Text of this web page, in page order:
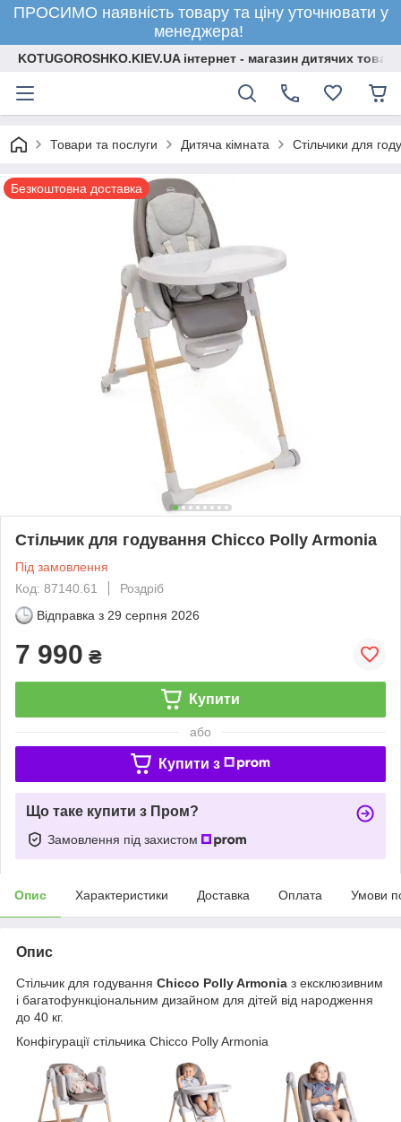
ПРОСИМО наявність товару та ціну уточнювати у
менеджера!
KOTUGOROSHKO.KIEV.UA інтернет - магазин дитячих
Товари та послуги Дитяча кімната Стільчики для
Безкоштовна доставка
Стільчик для годування Chicco Polly Armonia
Під замовлення
Код: 87140.61
Роздріб
Відправка з 29 серпня 2026
7 990 ₴
Купити
або
Купити з
Що таке купити з Пром?
Замовлення під захистом
Опис Характеристики Доставка Оплата Умови
Опис
Стільчик для годування Chicco Polly Armonia з ексклюзивним
і багатофункціональним дизайном для дітей від народження
до 40 кг.
Конфігурації стільчика Chicco Polly Armonia